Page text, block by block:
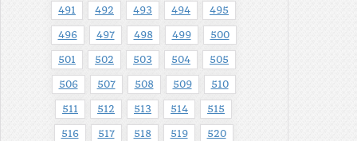
491 492 493 494 495
496 497 498 499 500
501 502 503 504 505
506 507 508 509 510
511 512 513 514 515
516 517 518 519 520